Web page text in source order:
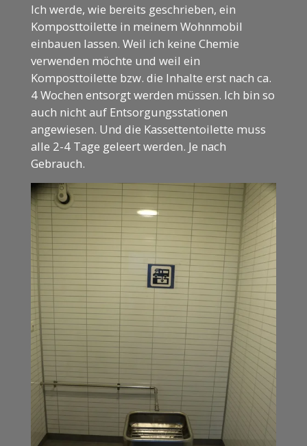
Ich werde, wie bereits geschrieben, ein
Komposttoilette in meinem Wohnmobil
einbauen lassen. Weil ich keine Chemie
verwenden möchte und weil ein
Komposttoilette bzw. die Inhalte erst nach ca.
4 Wochen entsorgt werden müssen. Ich bin so
auch nicht auf Entsorgungsstationen
angewiesen. Und die Kassettentoilette muss
alle 2-4 Tage geleert werden. Je nach
Gebrauch.